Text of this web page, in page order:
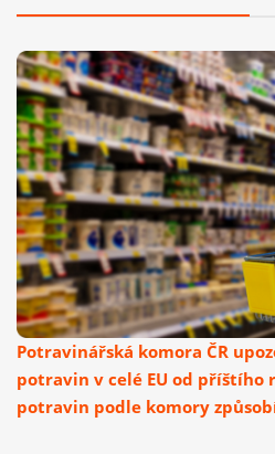
Potravinářská komora ČR
potravin v celé EU od příštího
potravin podle komory